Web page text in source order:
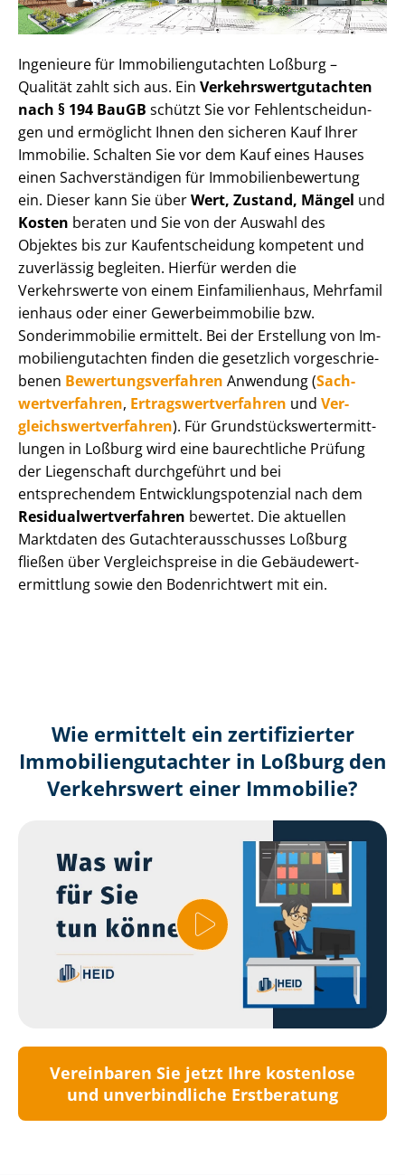
Ingenieure für Im­mo­bi­li­en­gut­ach­ten Loßburg –
Qualität zahlt sich aus. Ein Ver­kehrs­wert­gut­ach­ten
nach § 194 BauGB schützt Sie vor Fehl­ent­schei­dun­
gen und ermöglicht Ihnen den sicheren Kauf Ihrer
Immobilie. Schalten Sie vor dem Kauf eines Hauses
einen Sach­ver­stän­di­gen für Im­mo­bi­li­en­be­wer­tung
ein. Dieser kann Sie überWert, Zustand, Mängel und
Kosten beraten und Sie von der Auswahl des
Objektes bis zur Kauf­ent­schei­dung kompetent und
zuverlässig begleiten. Hierfür werden die
Verkehrswerte von einem Einfamilienhaus, Mehr­fa­mi­l
i­en­haus oder einer Ge­wer­be­im­mo­bi­lie bzw.
Sonderimmobilie ermittelt. Bei der Erstellung von Im­
mo­bi­li­en­gut­ach­ten finden die gesetzlich vor­ge­schrie­
be­nen Be­wer­tungs­ver­fah­ren Anwendung (Sach­
wert­ver­fah­ren, Er­trags­wert­ver­fah­ren und Ver­
gleichs­wert­ver­fah­ren). Für Grund­stücks­wert­ermitt­
lun­gen in Loßburg wird eine baurechtliche Prüfung
der Liegenschaft durchgeführt und bei
entsprechendem Ent­wick­lungs­po­ten­zi­al nach dem
Re­si­du­al­wert­ver­fah­ren bewertet. Die aktuellen
Marktdaten des Gut­ach­ter­aus­schus­ses Loßburg
fließen über Ver­gleichs­prei­se in die Ge­bäu­de­wert­
ermitt­lung sowie den Bodenrichtwert mit ein.
Wie ermittelt ein zertifizierter
Immobilien­gutachter in Loßburg den
Verkehrswert einer Immobilie?
Vereinbaren Sie jetzt Ihre kostenlose
und unverbindliche Erstberatung